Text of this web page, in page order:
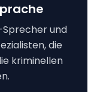
und
die
kriminellen